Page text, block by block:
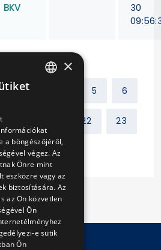
30
2 5 6
22 23
Következő
×
a böngészőjéről,
végez. Az
Önre mint
eszközre vagy az
biztosítására. Az
az Ön közvetlen
Ön
e sütik
Ön